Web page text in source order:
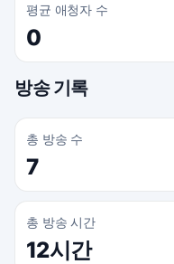
평균 애청자 수
0
방송 기록
총 방송 수
7
총 방송 시간
12시간